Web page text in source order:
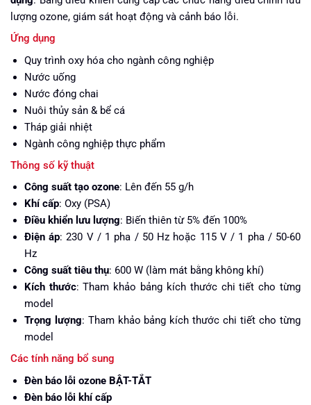
lượng ozone, giám sát hoạt động và cảnh báo lỗi.
Ứng dụng
Quy trình oxy hóa cho ngành công nghiệp
Nước uống
Nước đóng chai
Nuôi thủy sản & bể cá
Tháp giải nhiệt
Ngành công nghiệp thực phẩm
Thông số kỹ thuật
Công suất tạo ozone: Lên đến 55 g/h
Khí cấp: Oxy (PSA)
Điều khiển lưu lượng: Biến thiên từ 5% đến 100%
Điện áp: 230 V / 1 pha / 50 Hz hoặc 115 V / 1 pha / 50-60
Hz
Công suất tiêu thụ: 600 W (làm mát bằng không khí)
Kích thước: Tham khảo bảng kích thước chi tiết cho từng
model
Trọng lượng: Tham khảo bảng kích thước chi tiết cho từng
model
Các tính năng bổ sung
Đèn báo lỗi ozone BẬT-TẮT
Đèn báo lỗi khí cấp